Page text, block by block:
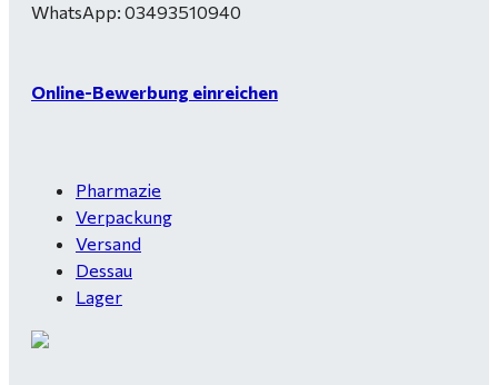
WhatsApp: 03493510940
Online-Bewerbung einreichen
Pharmazie
Verpackung
Versand
Dessau
Lager